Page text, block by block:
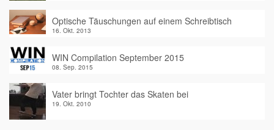
Optische Täuschungen auf einem Schreibtisch
16. Okt. 2013
WIN Compilation September 2015
08. Sep. 2015
Vater bringt Tochter das Skaten bei
19. Okt. 2010